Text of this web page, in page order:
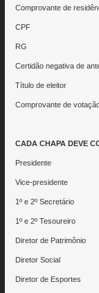
Comprovante de
CPF
RG
Certidão negativa de
Título de eleitor
Comprovante de
CADA CHAPA DEVE
Presidente
Vice-presidente
1º e 2º Secretário
1º e 2º Tesoureiro
Diretor de Patrimônio
Diretor Social
Diretor de Esportes